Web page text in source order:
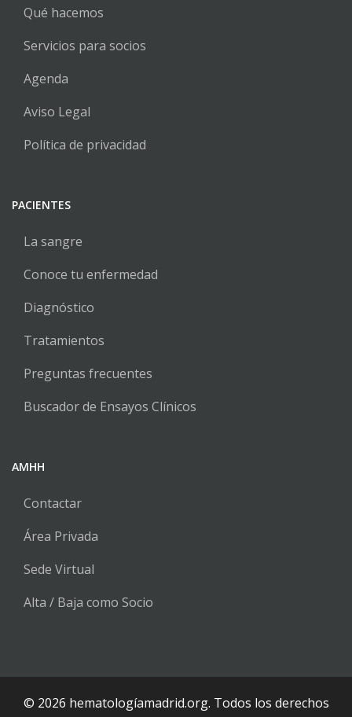
Qué hacemos
Servicios para socios
Agenda
Aviso Legal
Política de privacidad
PACIENTES
La sangre
Conoce tu enfermedad
Diagnóstico
Tratamientos
Preguntas frecuentes
Buscador de Ensayos Clínicos
AMHH
Contactar
Área Privada
Sede Virtual
Alta / Baja como Socio
© 2026 hematologíamadrid.org. Todos los derechos